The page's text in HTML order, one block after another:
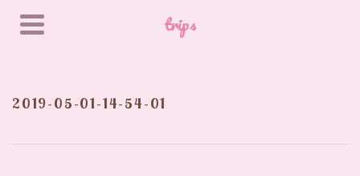
trips
2019-05-01-14-54-01